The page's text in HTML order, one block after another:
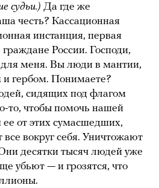
судьи.) Да где же
честь? Кассационная
инстанция, первая
России. Господи,
меня. Вы люди в мантии,
гербом. Понимаете?
сидящих под флагом
то, чтобы помочь нашей
ее от этих сумасшедших,
вокруг себя. Уничтожают
десятки тысяч людей уже
убьют — и грозятся, что